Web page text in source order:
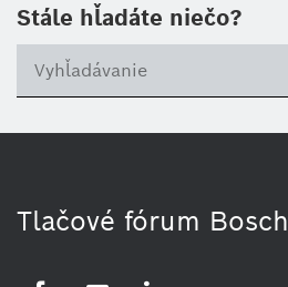
Stále hľadáte niečo?
Tlačové fórum Bosch